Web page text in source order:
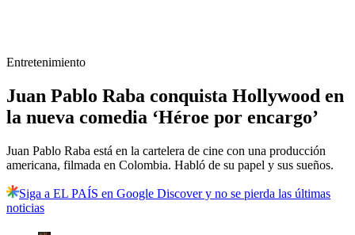
Entretenimiento
Juan Pablo Raba conquista Hollywood en
la nueva comedia ‘Héroe por encargo’
Juan Pablo Raba está en la cartelera de cine con una producción
americana, filmada en Colombia. Habló de su papel y sus sueños.
Siga a EL PAÍS en Google Discover y no se pierda las últimas
noticias